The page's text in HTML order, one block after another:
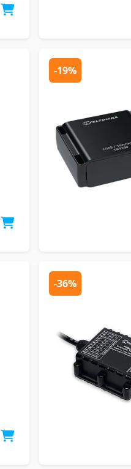
-19%
-36%